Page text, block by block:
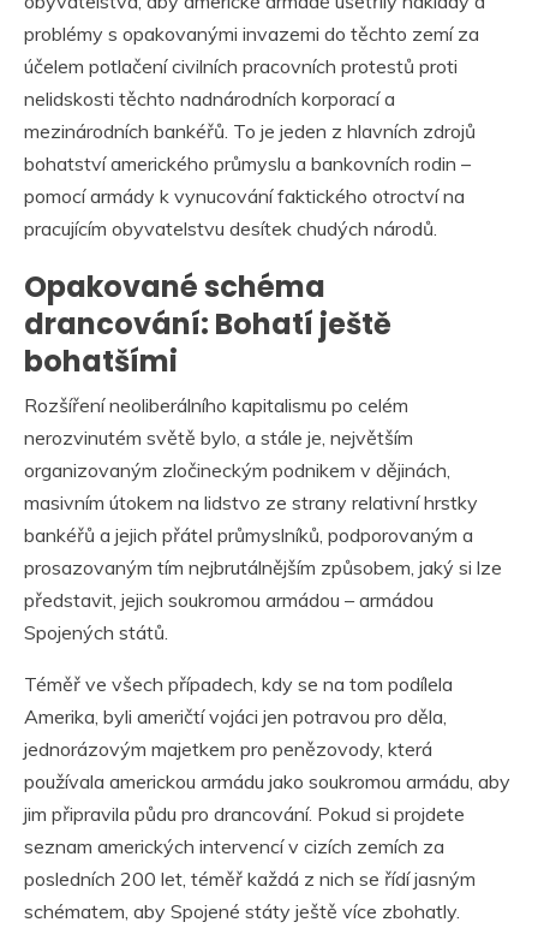
problémy s opakovanými invazemi do těchto zemí za
účelem potlačení civilních pracovních protestů proti
nelidskosti těchto nadnárodních korporací a
mezinárodních bankéřů. To je jeden z hlavních zdrojů
bohatství amerického průmyslu a bankovních rodin –
pomocí armády k vynucování faktického otroctví na
pracujícím obyvatelstvu desítek chudých národů.
Opakované schéma
drancování: Bohatí ještě
bohatšími
Rozšíření neoliberálního kapitalismu po celém
nerozvinutém světě bylo, a stále je, největším
organizovaným zločineckým podnikem v dějinách,
masivním útokem na lidstvo ze strany relativní hrstky
bankéřů a jejich přátel průmyslníků, podporovaným a
prosazovaným tím nejbrutálnějším způsobem, jaký si lze
představit, jejich soukromou armádou – armádou
Spojených států.
Téměř ve všech případech, kdy se na tom podílela
Amerika, byli američtí vojáci jen potravou pro děla,
jednorázovým majetkem pro penězovody, která
používala americkou armádu jako soukromou armádu, aby
jim připravila půdu pro drancování. Pokud si projdete
seznam amerických intervencí v cizích zemích za
posledních 200 let, téměř každá z nich se řídí jasným
schématem, aby Spojené státy ještě více zbohatly.